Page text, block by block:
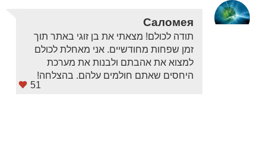
51
Саломея
תודה לכולם! מצאתי את בן זוגי באתר תוך
זמן שפחות מחודשיים. אני מאחלת לכולם
למצוא את אהבתם ולבנות את מערכת
היחסים שאתם חולמים עלהם. בהצלחה!